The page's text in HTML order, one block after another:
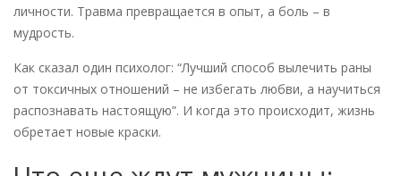
личности. Травма превращается в опыт, а боль – в
мудрость.
Как сказал один психолог: “Лучший способ вылечить раны
от токсичных отношений – не избегать любви, а научиться
распознавать настоящую”. И когда это происходит, жизнь
обретает новые краски.